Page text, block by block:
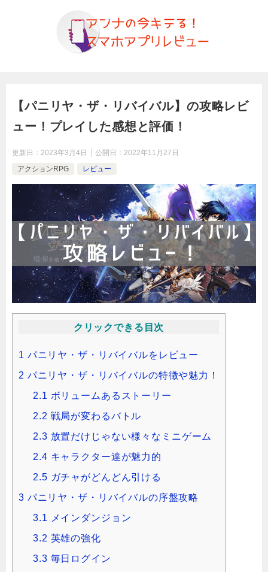
【パニリヤ・ザ・リバイバル】の攻略レビ
ュー！プレイした感想と評価！
更新日： 2023年3月4日 公開日： 2022年11月27日
アクションRPG
レビュー
クリックできる目次
1 パニリヤ・ザ・リバイバルをレビュー
2 パニリヤ・ザ・リバイバルの特徴や魅力！
2.1 ボリュームあるストーリー
2.2 戦局が変わるバトル
2.3 放置だけじゃない様々なミニゲーム
2.4 キャラクター達が魅力的
2.5 ガチャがどんどん引ける
3 パニリヤ・ザ・リバイバルの序盤攻略
3.1
メインダンジョン
3.2 英雄の強化
3.3 毎日ログイン